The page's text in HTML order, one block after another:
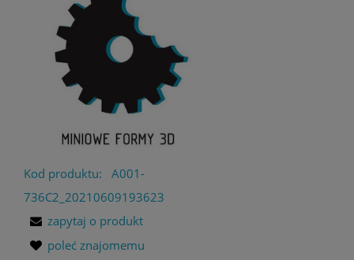
Kod produktu:
A001-
736C2_20210609193623
zapytaj o produkt
poleć znajomemu